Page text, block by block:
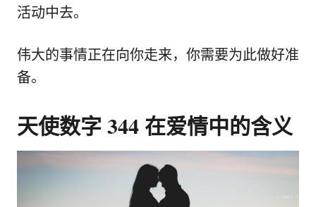
活动中去。
伟大的事情正在向你走来，你需要为此做好准
备。
天使数字 344 在爱情中的含义